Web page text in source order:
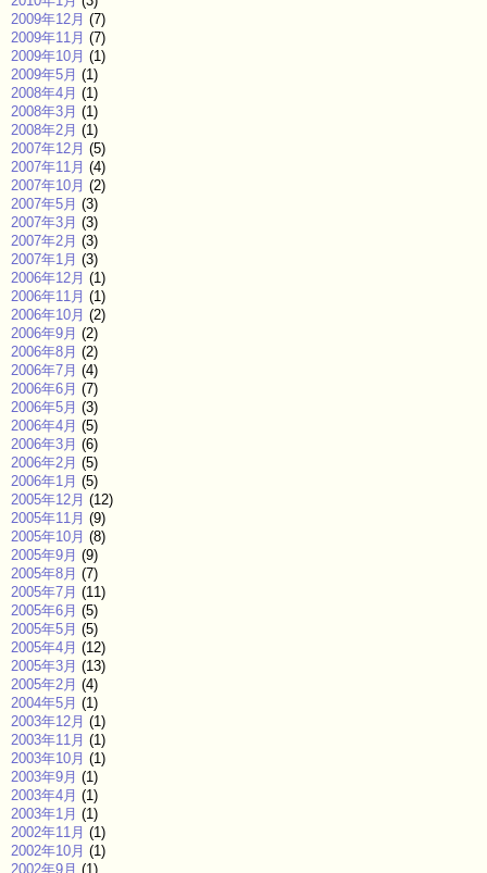
2009年12月 (7)
2009年11月 (7)
2009年10月 (1)
2009年5月 (1)
2008年4月 (1)
2008年3月 (1)
2008年2月 (1)
2007年12月 (5)
2007年11月 (4)
2007年10月 (2)
2007年5月 (3)
2007年3月 (3)
2007年2月 (3)
2007年1月 (3)
2006年12月 (1)
2006年11月 (1)
2006年10月 (2)
2006年9月 (2)
2006年8月 (2)
2006年7月 (4)
2006年6月 (7)
2006年5月 (3)
2006年4月 (5)
2006年3月 (6)
2006年2月 (5)
2006年1月 (5)
2005年12月 (12)
2005年11月 (9)
2005年10月 (8)
2005年9月 (9)
2005年8月 (7)
2005年7月 (11)
2005年6月 (5)
2005年5月 (5)
2005年4月 (12)
2005年3月 (13)
2005年2月 (4)
2004年5月 (1)
2003年12月 (1)
2003年11月 (1)
2003年10月 (1)
2003年9月 (1)
2003年4月 (1)
2003年1月 (1)
2002年11月 (1)
2002年10月 (1)
2002年9月 (1)